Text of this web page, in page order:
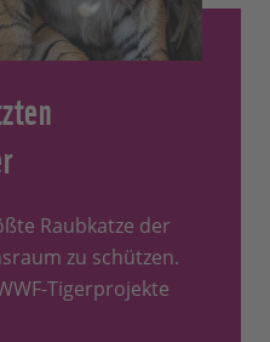
Raubkatze der
zu schützen.
Tigerprojekte